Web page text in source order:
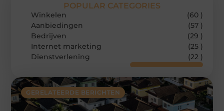
GERELATEERDE BERICHTEN
POPULAR CATEGORIES
Winkelen
(60 )
Aanbiedingen
(57 )
Bedrijven
(29 )
Internet marketing
(25 )
Dienstverlening
(22 )